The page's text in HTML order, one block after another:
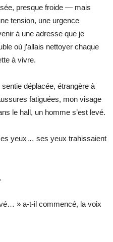
presque froide — mais
tension, une urgence
à une adresse que je
où j’allais nettoyer chaque
à vivre.
déplacée, étrangère à
fatiguées, mon visage
le hall, un homme s’est levé.
yeux… ses yeux trahissaient
» a-t-il commencé, la voix